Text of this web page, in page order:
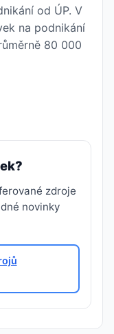
od ÚP. V
na podnikání
80 000
zdroje
novinky